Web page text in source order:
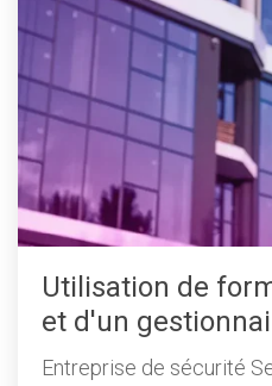
Utilisation de
et d'un
Entreprise de sécurité